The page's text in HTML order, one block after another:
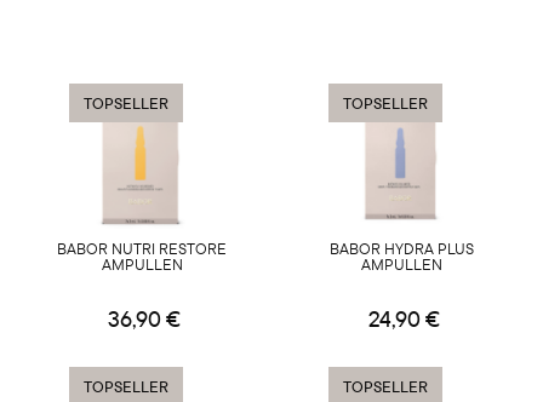
TOPSELLER
BABOR NUTRI RESTORE
AMPULLEN
36,90 €
TOPSELLER
BABOR HYDRA PLUS
AMPULLEN
24,90 €
TOPSELLER TOPSELLER